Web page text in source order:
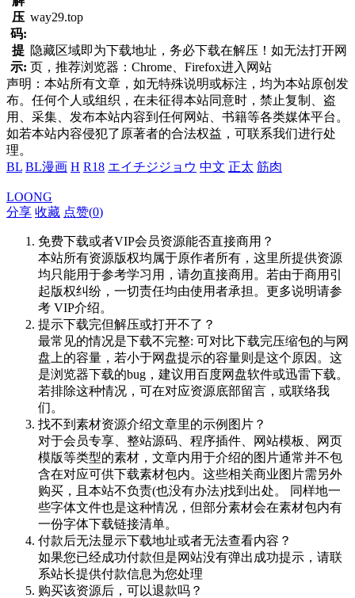
压
码:
way29.top
提
示:
隐藏区域即为下载地址，务必下载在解压！如无法打开网
页，推荐浏览器：Chrome、Firefox进入网站
声明：本站所有文章，如无特殊说明或标注，均为本站原创发
布。任何个人或组织，在未征得本站同意时，禁止复制、盗
用、采集、发布本站内容到任何网站、书籍等各类媒体平台。
如若本站内容侵犯了原著者的合法权益，可联系我们进行处
理。
BL BL漫画 H R18 エイチジジョウ 中文 正太 筋肉
LOONG
分享 收藏 点赞(0)
免费下载或者VIP会员资源能否直接商用？
本站所有资源版权均属于原作者所有，这里所提供资源
均只能用于参考学习用，请勿直接商用。若由于商用引
起版权纠纷，一切责任均由使用者承担。更多说明请参
考 VIP介绍。
提示下载完但解压或打开不了？
最常见的情况是下载不完整: 可对比下载完压缩包的与网
盘上的容量，若小于网盘提示的容量则是这个原因。这
是浏览器下载的bug，建议用百度网盘软件或迅雷下载。
若排除这种情况，可在对应资源底部留言，或联络我
们。
找不到素材资源介绍文章里的示例图片？
对于会员专享、整站源码、程序插件、网站模板、网页
模版等类型的素材，文章内用于介绍的图片通常并不包
含在对应可供下载素材包内。这些相关商业图片需另外
购买，且本站不负责(也没有办法)找到出处。 同样地一
些字体文件也是这种情况，但部分素材会在素材包内有
一份字体下载链接清单。
付款后无法显示下载地址或者无法查看内容？
如果您已经成功付款但是网站没有弹出成功提示，请联
系站长提供付款信息为您处理
购买该资源后，可以退款吗？